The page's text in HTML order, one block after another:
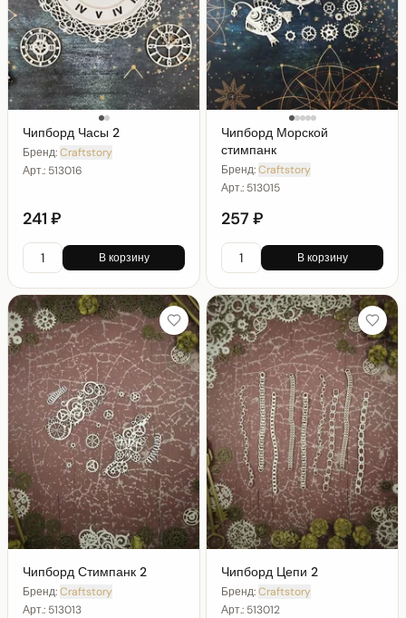
Чипборд Часы 2
Бренд:Craftstory
Арт.: 513016
241 ₽
В корзину
Чипборд Морской
стимпанк
Бренд:Craftstory
Арт.: 513015
257 ₽
В корзину
Чипборд Стимпанк 2
Бренд:Craftstory
Арт.: 513013
Чипборд Цепи 2
Бренд:Craftstory
Арт.: 513012